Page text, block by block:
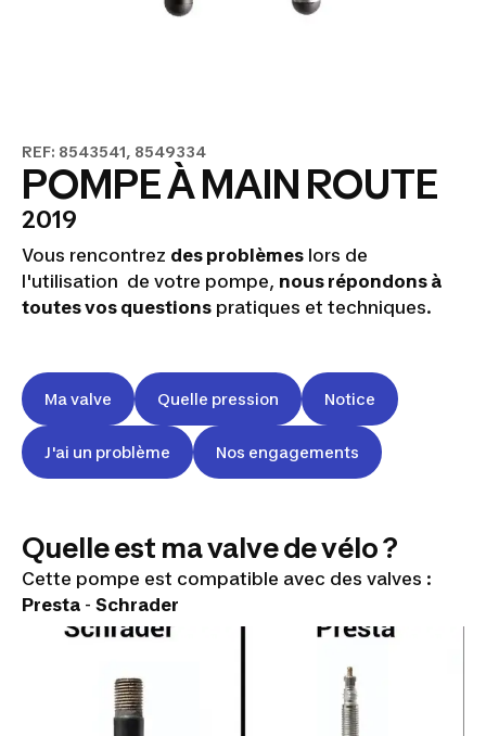
REF: 8543541, 8549334
POMPE À MAIN ROUTE
2019
Vous rencontrez des problèmes lors de
l'utilisation de votre pompe, nous répondons à
toutes vos questions pratiques et techniques.
Ma valve Quelle pression Notice
J'ai un problème Nos engagements
Quelle est ma valve de vélo ?
Cette pompe est compatible avec des valves :
Presta - Schrader